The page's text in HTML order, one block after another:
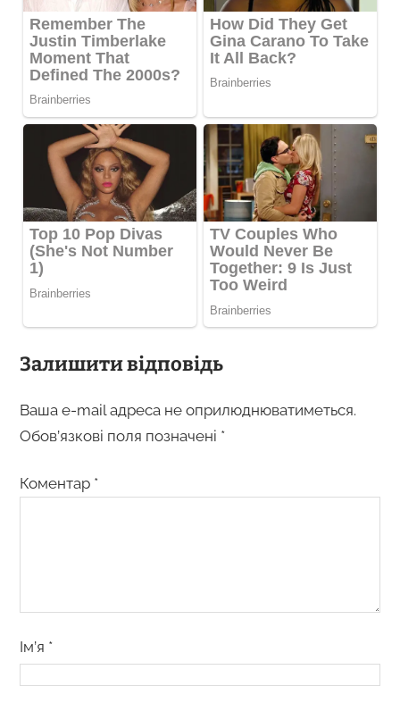
Залишити відповідь
Ваша e-mail адреса не оприлюднюватиметься.
Обов’язкові поля позначені *
Коментар *
Ім’я *